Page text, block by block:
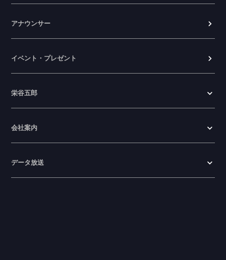
アナウンサー
イベント・プレゼント
栄谷五郎
会社案内
データ放送